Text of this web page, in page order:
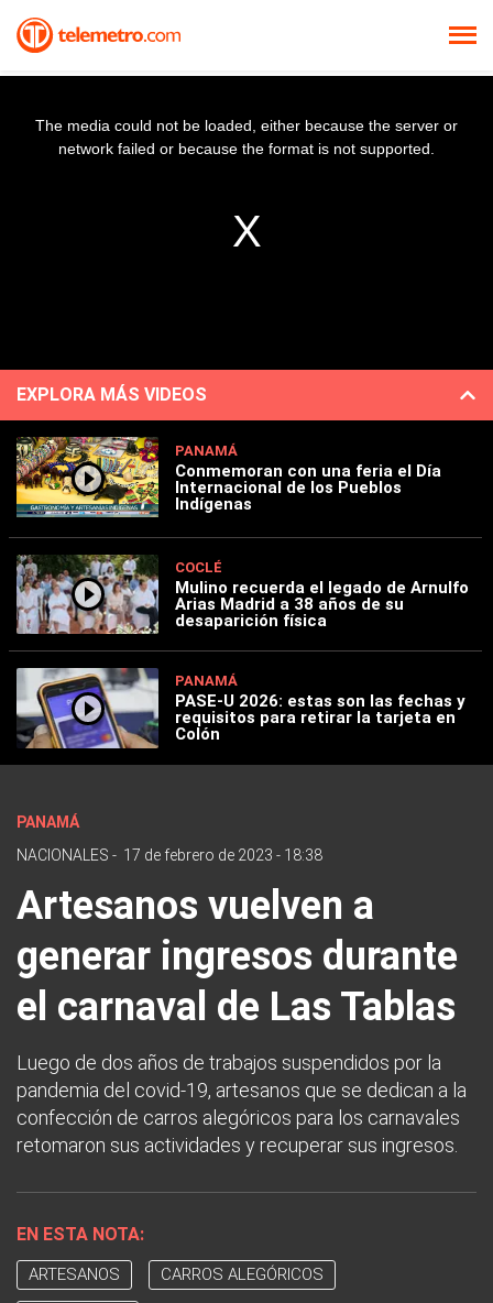
The media could not be loaded, either because the server or
network failed or because the format is not supported.
EXPLORA MÁS VIDEOS
PANAMÁ
Conmemoran con una feria el Día
Internacional de los Pueblos
Indígenas
COCLÉ
Mulino recuerda el legado de Arnulfo
Arias Madrid a 38 años de su
desaparición física
PANAMÁ
PASE-U 2026: estas son las fechas y
requisitos para retirar la tarjeta en
Colón
PANAMÁ
NACIONALES - 17 de febrero de 2023 - 18:38
Artesanos vuelven a
generar ingresos durante
el carnaval de Las Tablas
Luego de dos años de trabajos suspendidos por la
pandemia del covid-19, artesanos que se dedican a la
confección de carros alegóricos para los carnavales
retomaron sus actividades y recuperar sus ingresos.
EN ESTA NOTA:
ARTESANOS CARROS ALEGÓRICOS